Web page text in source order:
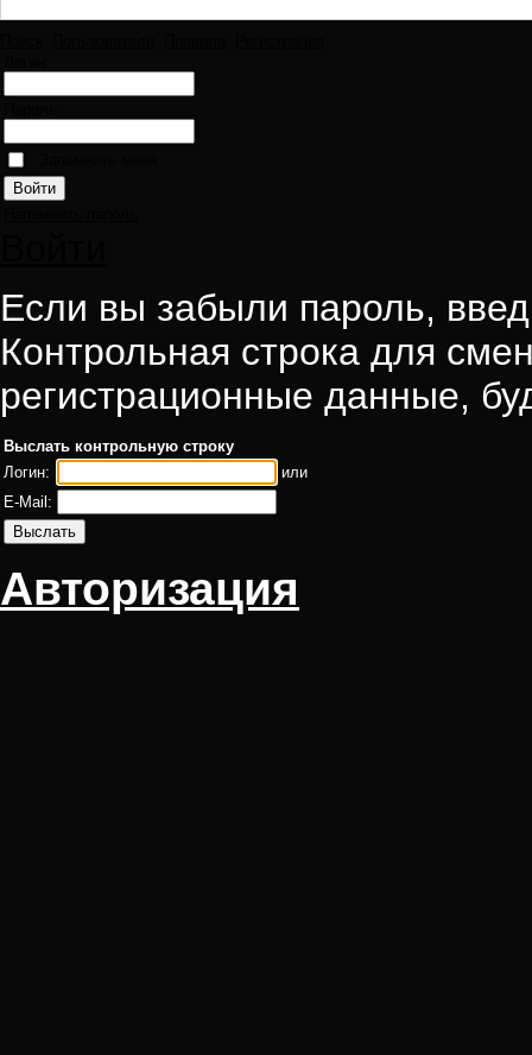
Если вы забыли пароль,
Контрольная строка для
регистрационные данные,
Выслать контрольную строку
Логин:
или
E-Mail:
Авторизация